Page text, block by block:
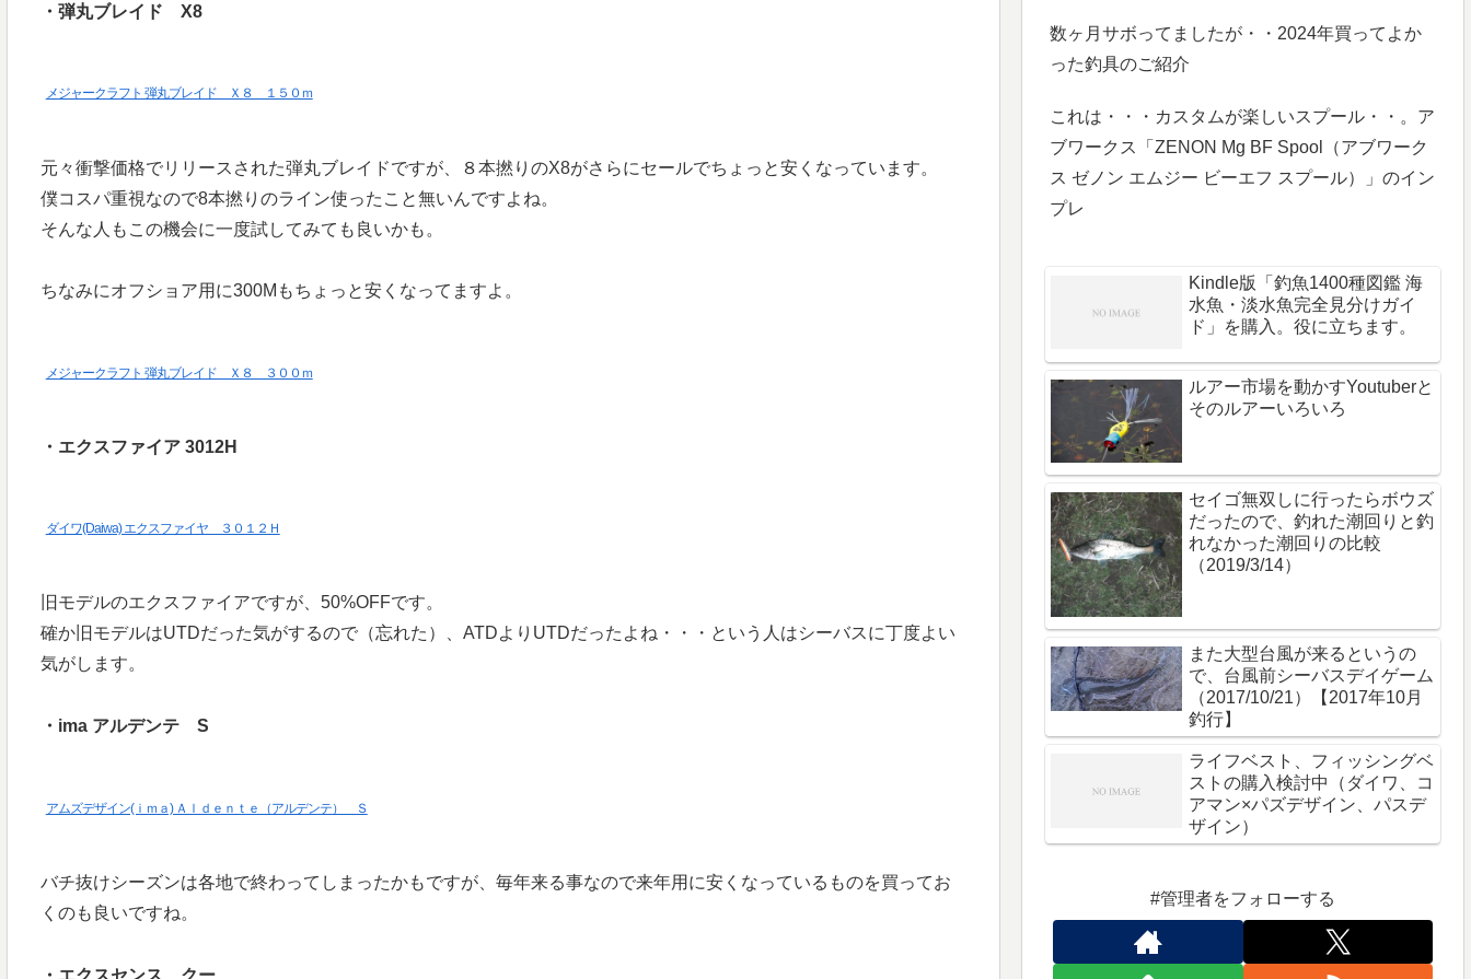
・弾丸ブレイド X8
メジャークラフト 弾丸ブレイド Ｘ８ １５０ｍ
元々衝撃価格でリリースされた弾丸ブレイドですが、８本撚りのX8がさらにセールでちょっと安くなっています。
僕コスパ重視なので8本撚りのライン使ったこと無いんですよね。
そんな人もこの機会に一度試してみても良いかも。
ちなみにオフショア用に300Mもちょっと安くなってますよ。
メジャークラフト 弾丸ブレイド Ｘ８ ３００ｍ
・エクスファイア 3012H
ダイワ(Daiwa) エクスファイヤ ３０１２Ｈ
旧モデルのエクスファイアですが、50%OFFです。
確か旧モデルはUTDだった気がするので（忘れた）、ATDよりUTDだったよね・・・という人はシーバスに丁度よい
気がします。
・ima アルデンテ S
アムズデザイン(ｉｍａ) Ａｌｄｅｎｔｅ（アルデンテ） Ｓ
バチ抜けシーズンは各地で終わってしまったかもですが、毎年来る事なので来年用に安くなっているものを買ってお
くのも良いですね。
・エクスセンス クー
数ヶ月サボってましたが・・2024年買ってよか
った釣具のご紹介
これは・・・カスタムが楽しいスプール・・。ア
ブワークス「ZENON Mg BF Spool（アブワーク
ス ゼノン エムジー ビーエフ スプール）」のイン
プレ
Kindle版「釣魚1400種図鑑 海
水魚・淡水魚完全見分けガイ
ド」を購入。役に立ちます。
ルアー市場を動かすYoutuberと
そのルアーいろいろ
セイゴ無双しに行ったらボウズ
だったので、釣れた潮回りと釣
れなかった潮回りの比較
（2019/3/14）
また大型台風が来るというの
で、台風前シーバスデイゲーム
（2017/10/21）【2017年10月
釣行】
ライフベスト、フィッシングベ
ストの購入検討中（ダイワ、コ
アマン×パズデザイン、パスデ
ザイン）
#管理者をフォローする